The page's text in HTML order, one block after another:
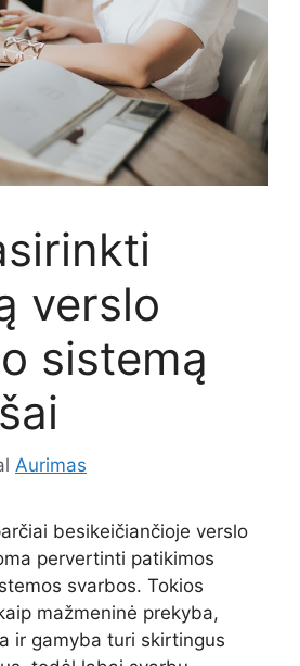
verslo
sistemą
Aurimas
besikeičiančioje verslo
pervertinti patikimos
svarbos. Tokios
mažmeninė prekyba,
ir gamyba turi skirtingus